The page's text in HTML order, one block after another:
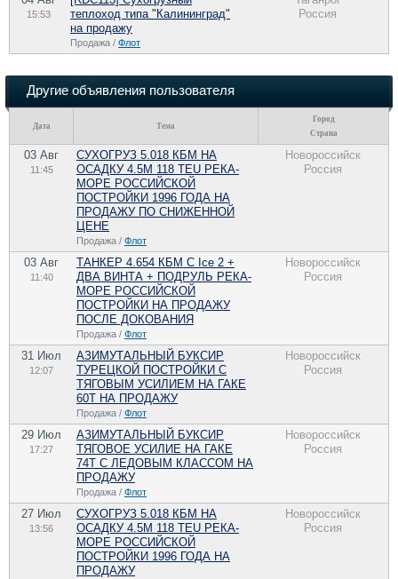
15:53
теплоход типа "Калининград"
на продажу
Продажа / Флот
Россия
Другие объявления пользователя
Дата Тема
Город
Страна
03 Авг
11:45
СУХОГРУЗ 5.018 КБМ НА
ОСАДКУ 4.5М 118 TEU РЕКА-
МОРЕ РОССИЙСКОЙ
ПОСТРОЙКИ 1996 ГОДА НА
ПРОДАЖУ ПО CНИЖЕННОЙ
ЦЕНЕ
Продажа / Флот
Новороссийск
Россия
03 Авг
11:40
ТАНКЕР 4.654 КБМ C Ice 2 +
ДВА ВИНТА + ПОДРУЛЬ РЕКА-
МОРЕ РОССИЙСКОЙ
ПОСТРОЙКИ НА ПРОДАЖУ
ПОCЛЕ ДОКОВАНИЯ
Продажа / Флот
Новороссийск
Россия
31 Июл
12:07
АЗИМУТАЛЬНЫЙ БУКСИР
ТУРЕЦКОЙ ПОСТРОЙКИ С
ТЯГОВЫМ УСИЛИЕМ НА ГАКЕ
60Т НА ПРОДАЖУ
Продажа / Флот
Новороссийск
Россия
29 Июл
17:27
АЗИМУТАЛЬНЫЙ БУКСИР
ТЯГОВОЕ УСИЛИЕ НА ГАКЕ
74Т С ЛЕДОВЫМ КЛАССОМ НА
ПРОДАЖУ
Продажа / Флот
Новороссийск
Россия
27 Июл
13:56
СУХОГРУЗ 5.018 КБМ НА
ОСАДКУ 4.5М 118 TEU РЕКА-
МОРЕ РОССИЙСКОЙ
ПОСТРОЙКИ 1996 ГОДА НА
ПРОДАЖУ
Новороссийск
Россия